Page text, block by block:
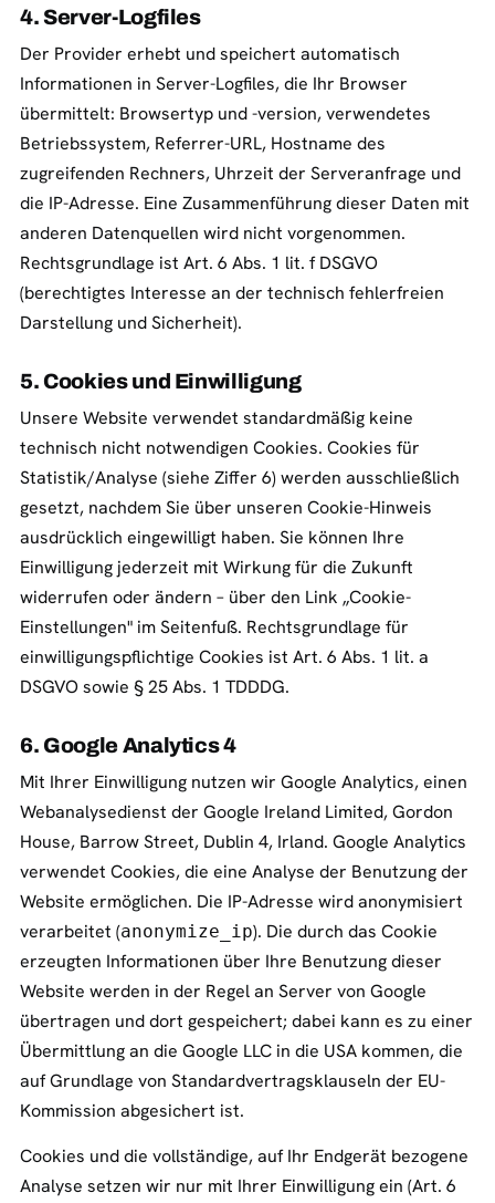
4. Server-Logfiles
Der Provider erhebt und speichert automatisch
Informationen in Server-Logfiles, die Ihr Browser
übermittelt: Browsertyp und -version, verwendetes
Betriebssystem, Referrer-URL, Hostname des
zugreifenden Rechners, Uhrzeit der Serveranfrage und
die IP-Adresse. Eine Zusammenführung dieser Daten mit
anderen Datenquellen wird nicht vorgenommen.
Rechtsgrundlage ist Art. 6 Abs. 1 lit. f DSGVO
(berechtigtes Interesse an der technisch fehlerfreien
Darstellung und Sicherheit).
5. Cookies und Einwilligung
Unsere Website verwendet standardmäßig keine
technisch nicht notwendigen Cookies. Cookies für
Statistik/Analyse (siehe Ziffer 6) werden ausschließlich
gesetzt, nachdem Sie über unseren Cookie-Hinweis
ausdrücklich eingewilligt haben. Sie können Ihre
Einwilligung jederzeit mit Wirkung für die Zukunft
widerrufen oder ändern – über den Link „Cookie-
Einstellungen" im Seitenfuß. Rechtsgrundlage für
einwilligungspflichtige Cookies ist Art. 6 Abs. 1 lit. a
DSGVO sowie § 25 Abs. 1 TDDDG.
6. Google Analytics 4
Mit Ihrer Einwilligung nutzen wir Google Analytics, einen
Webanalysedienst der Google Ireland Limited, Gordon
House, Barrow Street, Dublin 4, Irland. Google Analytics
verwendet Cookies, die eine Analyse der Benutzung der
Website ermöglichen. Die IP-Adresse wird anonymisiert
verarbeitet (anonymize_ip). Die durch das Cookie
erzeugten Informationen über Ihre Benutzung dieser
Website werden in der Regel an Server von Google
übertragen und dort gespeichert; dabei kann es zu einer
Übermittlung an die Google LLC in die USA kommen, die
auf Grundlage von Standardvertragsklauseln der EU-
Kommission abgesichert ist.
Cookies und die vollständige, auf Ihr Endgerät bezogene
Analyse setzen wir nur mit Ihrer Einwilligung ein (Art. 6